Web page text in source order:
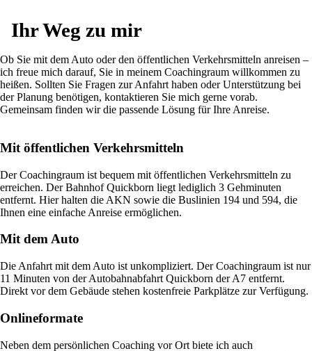
Ihr Weg zu mir
Ob Sie mit dem Auto oder den öffentlichen Verkehrsmitteln anreisen –
ich freue mich darauf, Sie in meinem Coachingraum willkommen zu
heißen. Sollten Sie Fragen zur Anfahrt haben oder Unterstützung bei
der Planung benötigen, kontaktieren Sie mich gerne vorab.
Gemeinsam finden wir die passende Lösung für Ihre Anreise.
Mit öffentlichen Verkehrsmitteln
Der Coachingraum ist bequem mit öffentlichen Verkehrsmitteln zu
erreichen. Der Bahnhof Quickborn liegt lediglich 3 Gehminuten
entfernt. Hier halten die AKN sowie die Buslinien 194 und 594, die
Ihnen eine einfache Anreise ermöglichen.
Mit dem Auto
Die Anfahrt mit dem Auto ist unkompliziert. Der Coachingraum ist nur
11 Minuten von der Autobahnabfahrt Quickborn der A7 entfernt.
Direkt vor dem Gebäude stehen kostenfreie Parkplätze zur Verfügung.
Onlineformate
Neben dem persönlichen Coaching vor Ort biete ich auch